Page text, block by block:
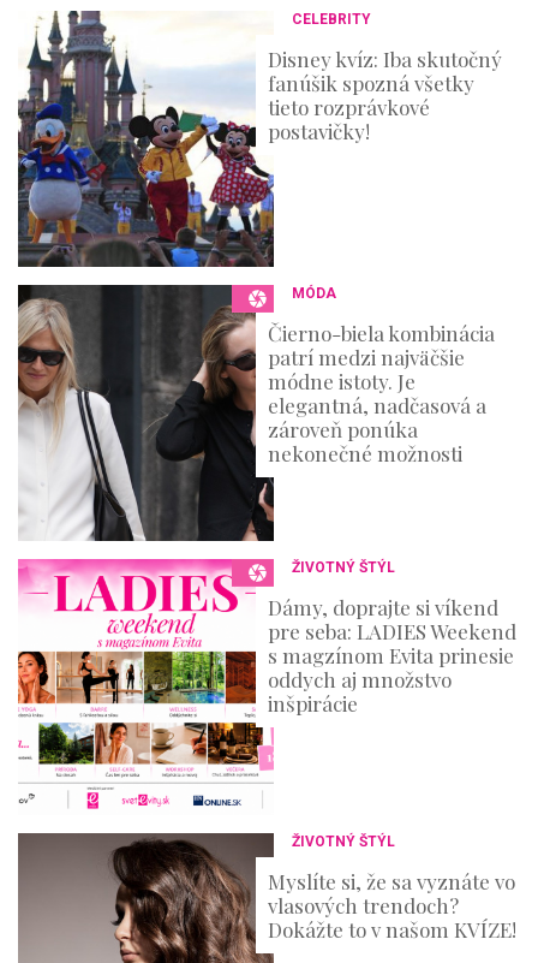
CELEBRITY
Disney kvíz: Iba skutočný
fanúšik spozná všetky
tieto rozprávkové
postavičky!
MÓDA
Čierno-biela kombinácia
patrí medzi najväčšie
módne istoty. Je
elegantná, nadčasová a
zároveň ponúka
nekonečné možnosti
ŽIVOTNÝ ŠTÝL
Dámy, doprajte si víkend
pre seba: LADIES Weekend
s magzínom Evita prinesie
oddych aj množstvo
inšpirácie
ŽIVOTNÝ ŠTÝL
Myslíte si, že sa vyznáte vo
vlasových trendoch?
Dokážte to v našom KVÍZE!